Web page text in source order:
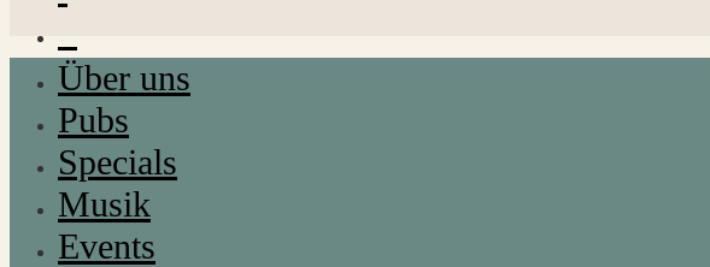
Über uns
Pubs
Specials
Musik
Events